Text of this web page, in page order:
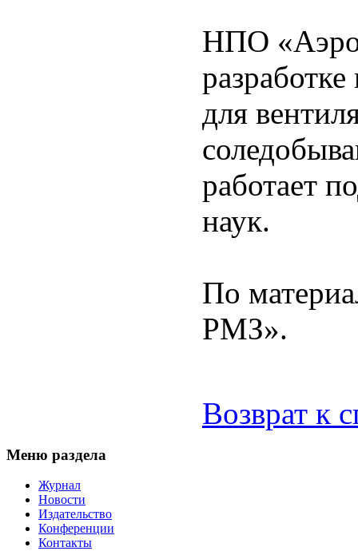
НПО
для
работает
наук.
По
РМЗ».
Возврат к
Меню раздела
Журнал
Новости
Издательство
Конференции
Контакты